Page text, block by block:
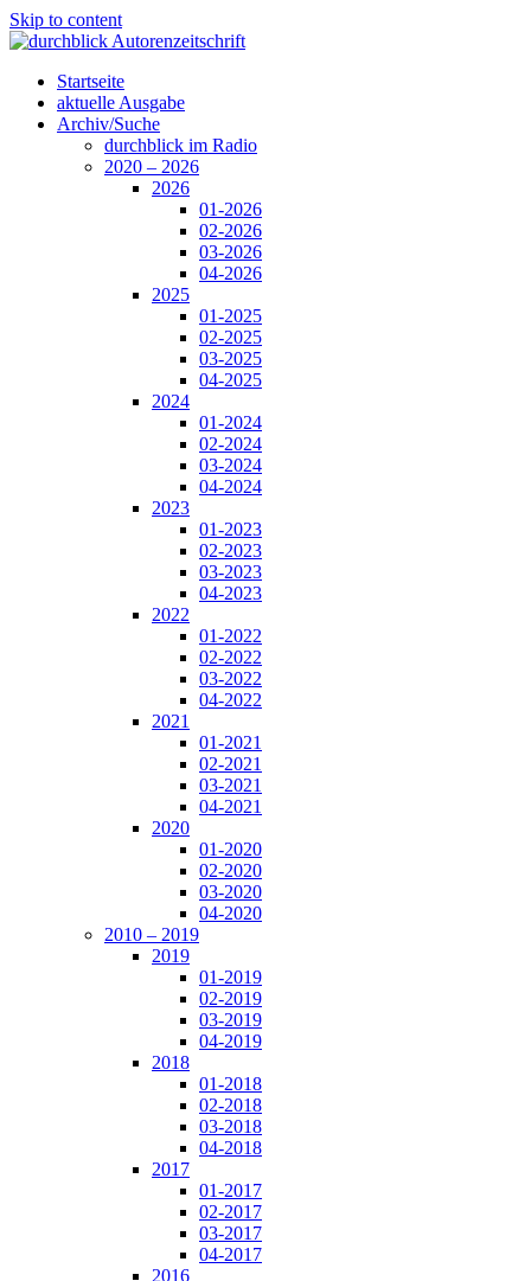
Skip to content
Startseite
aktuelle Ausgabe
Archiv/Suche
durchblick im Radio
2020 – 2026
2026
01-2026
02-2026
03-2026
04-2026
2025
01-2025
02-2025
03-2025
04-2025
2024
01-2024
02-2024
03-2024
04-2024
2023
01-2023
02-2023
03-2023
04-2023
2022
01-2022
02-2022
03-2022
04-2022
2021
01-2021
02-2021
03-2021
04-2021
2020
01-2020
02-2020
03-2020
04-2020
2010 – 2019
2019
01-2019
02-2019
03-2019
04-2019
2018
01-2018
02-2018
03-2018
04-2018
2017
01-2017
02-2017
03-2017
04-2017
2016